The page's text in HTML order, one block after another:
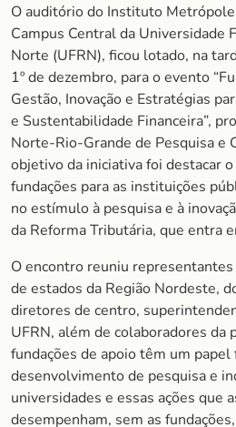
O auditório do Instituto
Campus Central da Universidade
Norte (UFRN), ficou lotado, na
1º de dezembro, para o evento
Gestão, Inovação e Estratégias
e Sustentabilidade Financeira”,
Norte-Rio-Grande de Pesquisa e
objetivo da iniciativa foi destacar
fundações para as instituições
no estímulo à pesquisa e à
da Reforma Tributária, que entra
O encontro reuniu
de estados da Região Nordeste,
diretores de centro,
UFRN, além de colaboradores da
fundações de apoio têm um
desenvolvimento de pesquisa e
universidades e essas ações que
desempenham, sem as